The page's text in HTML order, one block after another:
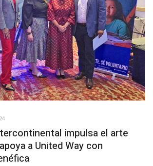
impulsa el arte
a United Way con